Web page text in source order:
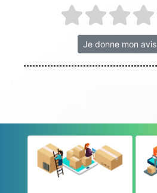
Je donne mon avis